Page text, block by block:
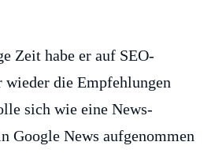
Zeit habe er auf SEO-
die Empfehlungen
sich wie eine News-
Google News aufgenommen